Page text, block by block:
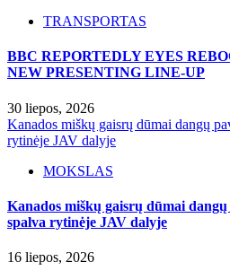
TRANSPORTAS
BBC REPORTEDLY EYES
NEW PRESENTING LINE-UP
30 liepos, 2026
Kanados miškų gaisrų dūmai dangų
rytinėje JAV dalyje
MOKSLAS
Kanados miškų gaisrų dūmai
spalva rytinėje JAV dalyje
16 liepos, 2026